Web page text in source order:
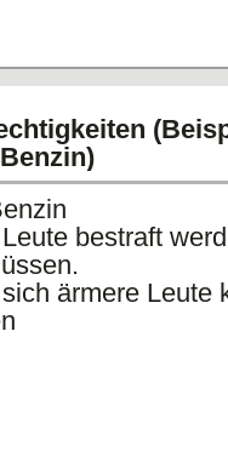
bestraft
ärmere Leute